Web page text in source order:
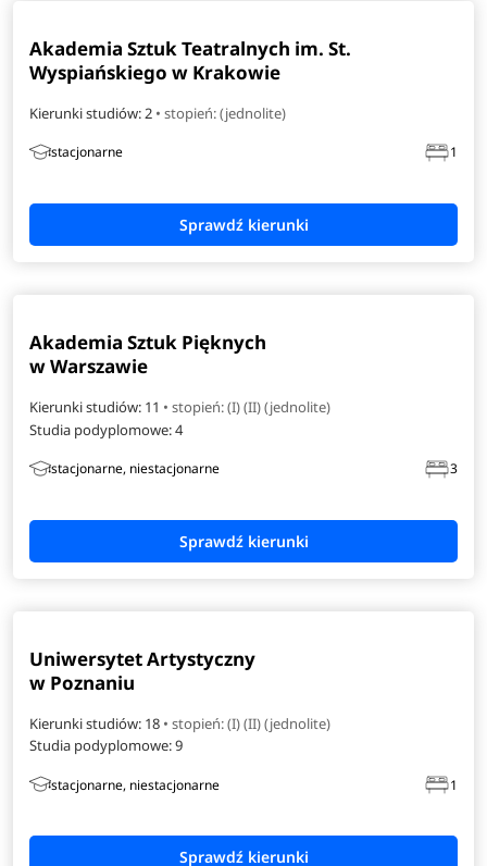
Akademia Sztuk Teatralnych im. St.
Wyspiańskiego w Krakowie
Kierunki studiów: 2 • stopień: (jednolite)
stacjonarne 1
Akademia Sztuk Pięknych
w Warszawie
Kierunki studiów: 11 • stopień: (I) (II) (jednolite)
Studia podyplomowe:4
stacjonarne, niestacjonarne 3
Uniwersytet Artystyczny
w Poznaniu
Kierunki studiów: 18 • stopień: (I) (II) (jednolite)
Studia podyplomowe:9
stacjonarne, niestacjonarne 1